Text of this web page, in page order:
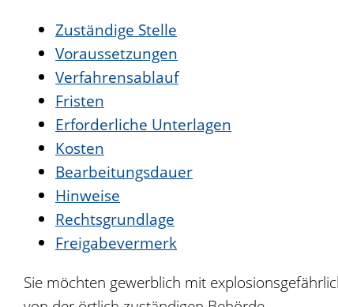
Zuständige Stelle
Voraussetzungen
Verfahrensablauf
Fristen
Erforderliche Unterlagen
Kosten
Bearbeitungsdauer
Hinweise
Rechtsgrundlage
Freigabevermerk
Sie möchten gewerblich mit